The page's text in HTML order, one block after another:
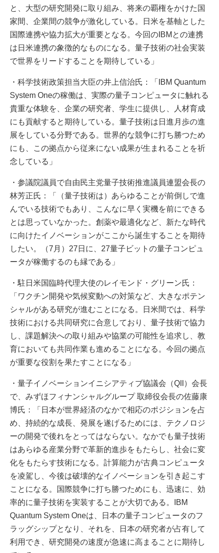
と、大型の研究開発に取り組み、将来の覇権をかけた国
家間、企業間の競争が激化している。日米を基軸とした
国際連携や協力拡大が重要となる。今回のIBMとの連携
は日米連携の象徴的なものになる。量子技術の社会実装
で世界をリードすることを期待している」
・科学技術政策担当大臣の井上信治氏：「IBM Quantum
System Oneの稼働は、実際の量子コンピュータに触れる
貴重な体験を、企業の研究者、学生に提供し、人材育成
にも貢献すると期待している。量子技術は日進月歩の進
展をしている分野である。世界的な競争に打ち勝つため
にも、この拠点から従来にない成果が生まれることを祈
念している」
・参議院議員で自由民主党量子技術推進議員連盟会長の
林芳正氏：「（量子技術は）あらゆることが前倒しで進
んでいる技術でもあり、こんなに早く実機を前にできる
とは思っていなかった。創薬や最適化など、新たな時代
に向けたイノベーションがここから誕生することを期待
したい。（7月）27日に、27量子ビットの量子コンピュ
ータが稼働するのも縁である」
・駐日米国臨時代理大使のレイモンド・グリーン氏：
「ワクチン開発や気候変動への対策など、大きなポテン
シャルがある研究が進むことになる。日米間では、科学
技術における共同研究に合意しており、量子技術で協力
し、課題解決への取り組みや協業の可能性を追求し、教
育においても共同作業も進めることになる。今回の拠点
が重要な役割を果たすことになる」
・量子イノベーションイニシアティブ協議会（QII）会長
で、みずほフィナンシャルグループ 取締役会長の佐藤康
博氏：「日本が世界経済のなかで相応のポジションを占
め、持続的な成長、発展を遂げるためには、テクノロジ
ーの開発で後れをとってはならない。なかでも量子技術
はあらゆる産業分野で革新的進歩をもたらし、社会に変
化をもたらす技術になる。計算能力が古典コンピュータ
を凌駕し、今後は破壊的なイノベーションを引き起こす
ことになる。国際競争に打ち勝つためにも、迅速に、効
率的に量子技術を実装することが大切である。IBM
Quantum System Oneは、日本の量子コンピュータのフ
ラッグシップとなり、それを、日本の研究者が占有して
利用でき、研究開発の速度が急速に高まることに期待し